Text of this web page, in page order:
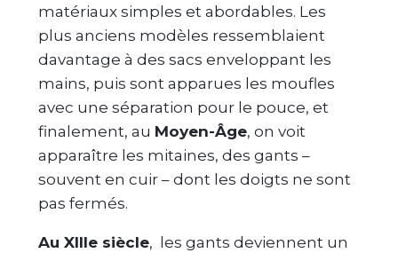
matériaux simples et abordables. Les
plus anciens modèles ressemblaient
davantage à des sacs enveloppant les
mains, puis sont apparues les moufles
avec une séparation pour le pouce, et
finalement, au Moyen-Âge, on voit
apparaître les mitaines, des gants –
souvent en cuir – dont les doigts ne sont
pas fermés.
Au XIIIe siècle, les gants deviennent un